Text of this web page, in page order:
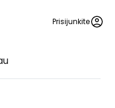
Prisijunkite